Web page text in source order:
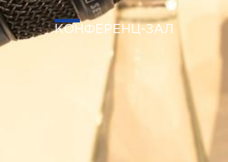
КОНФЕРЕНЦ-ЗАЛ